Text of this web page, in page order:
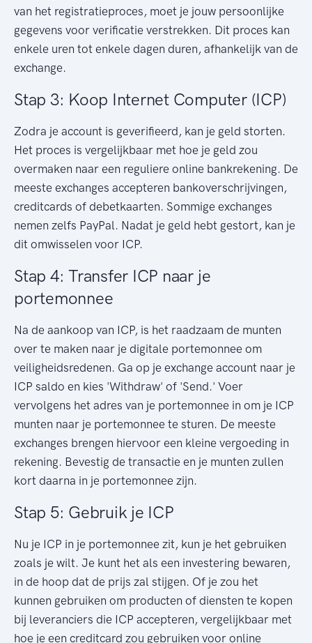
van het registratieproces, moet je jouw persoonlijke
gegevens voor verificatie verstrekken. Dit proces kan
enkele uren tot enkele dagen duren, afhankelijk van de
exchange.
Stap 3: Koop Internet Computer (ICP)
Zodra je account is geverifieerd, kan je geld storten.
Het proces is vergelijkbaar met hoe je geld zou
overmaken naar een reguliere online bankrekening. De
meeste exchanges accepteren bankoverschrijvingen,
creditcards of debetkaarten. Sommige exchanges
nemen zelfs PayPal. Nadat je geld hebt gestort, kan je
dit omwisselen voor ICP.
Stap 4: Transfer ICP naar je
portemonnee
Na de aankoop van ICP, is het raadzaam de munten
over te maken naar je digitale portemonnee om
veiligheidsredenen. Ga op je exchange account naar je
ICP saldo en kies 'Withdraw' of 'Send.' Voer
vervolgens het adres van je portemonnee in om je ICP
munten naar je portemonnee te sturen. De meeste
exchanges brengen hiervoor een kleine vergoeding in
rekening. Bevestig de transactie en je munten zullen
kort daarna in je portemonnee zijn.
Stap 5: Gebruik je ICP
Nu je ICP in je portemonnee zit, kun je het gebruiken
zoals je wilt. Je kunt het als een investering bewaren,
in de hoop dat de prijs zal stijgen. Of je zou het
kunnen gebruiken om producten of diensten te kopen
bij leveranciers die ICP accepteren, vergelijkbaar met
hoe je een creditcard zou gebruiken voor online